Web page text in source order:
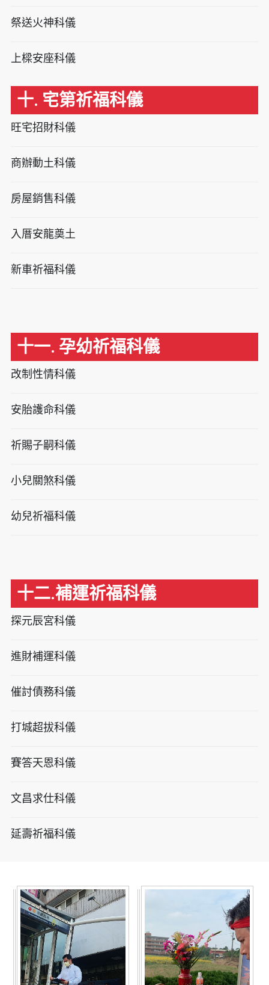
祭送火神科儀
上樑安座科儀
十. 宅第祈福科儀
旺宅招財科儀
商辦動土科儀
房屋銷售科儀
入厝安龍奠土
新車祈福科儀
十一. 孕幼祈福科儀
改制性情科儀
安胎護命科儀
祈賜子嗣科儀
小兒關煞科儀
幼兒祈福科儀
十二.補運祈福科儀
探元辰宮科儀
進財補運科儀
催討債務科儀
打城超拔科儀
賽答天恩科儀
文昌求仕科儀
延壽祈福科儀